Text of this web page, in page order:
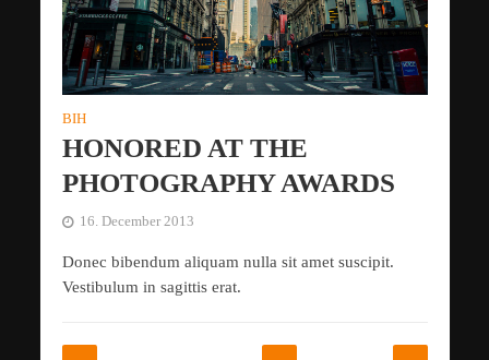
BIH
HONORED AT THE
PHOTOGRAPHY AWARDS
16. December 2013
Donec bibendum aliquam nulla sit amet suscipit.
Vestibulum in sagittis erat.